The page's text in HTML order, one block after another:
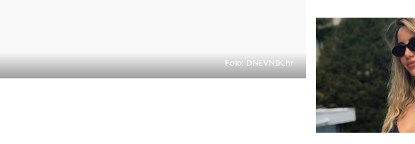
Foto: DNEVNIK.hr